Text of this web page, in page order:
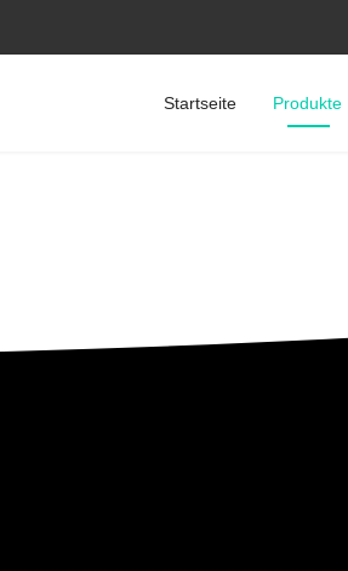
Startseite Produkte